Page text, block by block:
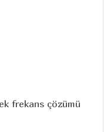
frekans çözümü